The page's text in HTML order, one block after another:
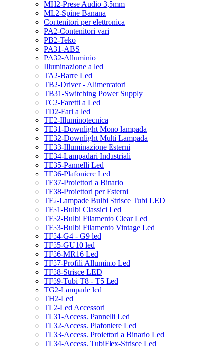
MH2-Prese Audio 3,5mm
ML2-Spine Banana
Contenitori per elettronica
PA2-Contenitori vari
PB2-Teko
PA31-ABS
PA32-Alluminio
Illuminazione a led
TA2-Barre Led
TB2-Driver - Alimentatori
TB31-Switching Power Supply
TC2-Faretti a Led
TD2-Fari a led
TE2-Illuminotecnica
TE31-Downlight Mono lampada
TE32-Downlight Multi Lampada
TE33-Illuminazione Esterni
TE34-Lampadari Industriali
TE35-Pannelli Led
TE36-Plafoniere Led
TE37-Proiettori a Binario
TE38-Proiettori per Esterni
TF2-Lampade Bulbi Strisce Tubi LED
TF31-Bulbi Classici Led
TF32-Bulbi Filamento Clear Led
TF33-Bulbi Filamento Vintage Led
TF34-G4 - G9 led
TF35-GU10 led
TF36-MR16 Led
TF37-Profili Alluminio Led
TF38-Strisce LED
TF39-Tubi T8 - T5 Led
TG2-Lampade led
TH2-Led
TL2-Led Accessori
TL31-Access. Pannelli Led
TL32-Access. Plafoniere Led
TL33-Access. Proiettori a Binario Led
TL34-Access. TubiFlex-Strisce Led